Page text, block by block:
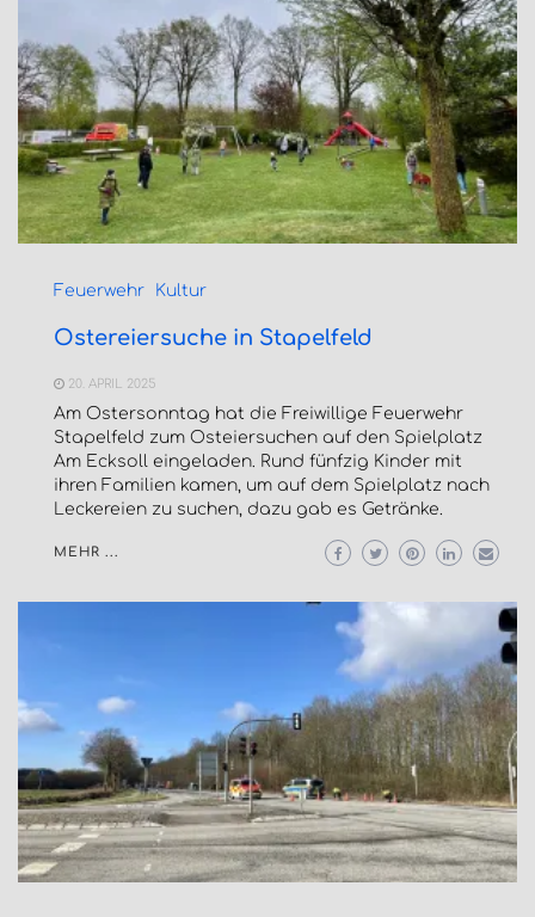
Feuerwehr Kultur
Ostereiersuche in Stapelfeld
20. APRIL 2025
Am Ostersonntag hat die Freiwillige Feuerwehr
Stapelfeld zum Osteiersuchen auf den Spielplatz
Am Ecksoll eingeladen. Rund fünfzig Kinder mit
ihren Familien kamen, um auf dem Spielplatz nach
Leckereien zu suchen, dazu gab es Getränke.
MEHR ...